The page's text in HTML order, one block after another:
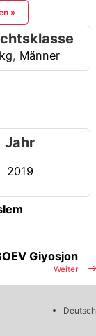
»
, Männer
Jahr
2019
Weiter
Giyosjon
Deutsch